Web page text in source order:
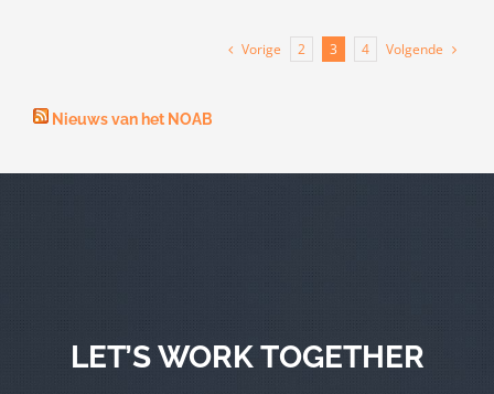
Vorige 2 3 4 Volgende
Nieuws van het NOAB
LET’S WORK TOGETHER